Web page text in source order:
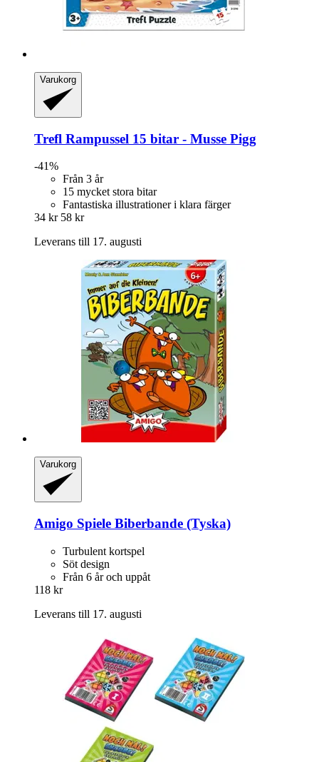
Varukorg
Trefl Rampussel 15 bitar -​ Musse Pigg
-41%
Från 3 år
15 mycket stora bitar
Fantastiska illustrationer i klara färger
34 kr 58 kr
Leverans till 17. augusti
Varukorg
Amigo Spiele Biberbande (Tyska)
Turbulent kortspel
Söt design
Från 6 år och uppåt
118 kr
Leverans till 17. augusti